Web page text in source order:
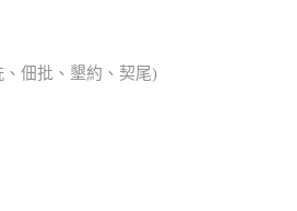
佃批、墾約、契尾)